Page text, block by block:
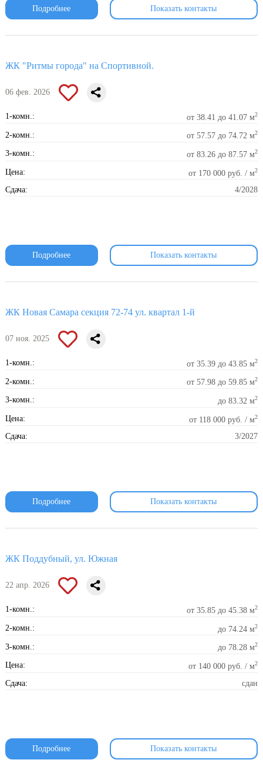
Подробнее Показать контакты
ЖК "Ритмы города" на Спортивной.
06 фев. 2026
1-комн.: от 38.41 до 41.07 м2
2-комн.: от 57.57 до 74.72 м2
3-комн.: от 83.26 до 87.57 м2
Цена: от 170 000 руб. / м2
Сдача: 4/2028
Подробнее Показать контакты
ЖК Новая Самара секция 72-74 ул. квартал 1-й
07 ноя. 2025
1-комн.: от 35.39 до 43.85 м2
2-комн.: от 57.98 до 59.85 м2
3-комн.: до 83.32 м2
Цена: от 118 000 руб. / м2
Сдача: 3/2027
Подробнее Показать контакты
ЖК Поддубный, ул. Южная
22 апр. 2026
1-комн.: от 35.85 до 45.38 м2
2-комн.: до 74.24 м2
3-комн.: до 78.28 м2
Цена: от 140 000 руб. / м2
Сдача: сдан
Подробнее Показать контакты